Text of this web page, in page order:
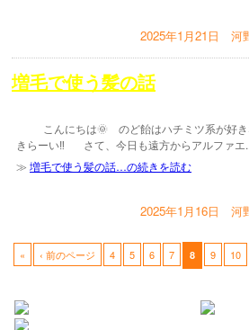
2025年1月21日 河
増毛で使う髪の話
こんにちは🌞 のど飴はハチミツ系が好き
きらーい‼️ さて、今日も遠方からアルファエ
≫ 増毛で使う髪の話…の続きを読む
2025年1月16日 河
« ‹ 前のページ 4 5 6 7 8 9 10